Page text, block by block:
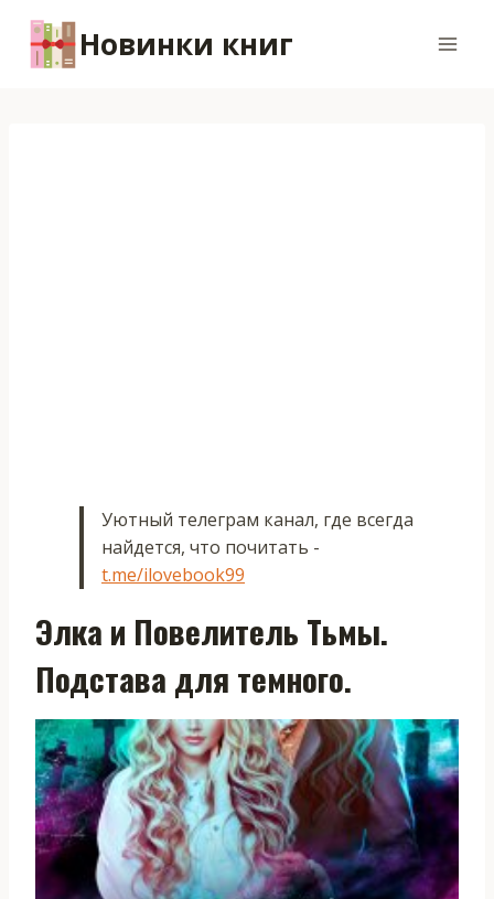
содержимому
Новинки книг
Уютный телеграм канал, где всегда
найдется, что почитать -
t.me/ilovebook99
Элка и Повелитель Тьмы.
Подстава для темного.